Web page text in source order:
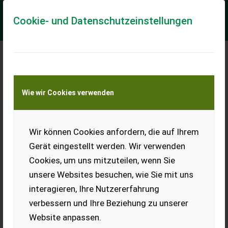
Cookie- und Datenschutzeinstellungen
Wie wir Cookies verwenden
Wir können Cookies anfordern, die auf Ihrem
Gerät eingestellt werden. Wir verwenden
Cookies, um uns mitzuteilen, wenn Sie
unsere Websites besuchen, wie Sie mit uns
interagieren, Ihre Nutzererfahrung
verbessern und Ihre Beziehung zu unserer
Website anpassen.
Meine Transportkostenanfrage
Transport von Land- und Baumaschinen –
KEINE Tiertransporte
Hangcha forklifts CPD38-XEY2HA-SI Li-Ion
Heftruck
== Více podrobnosti (CZ) == Zvedací kapacita: 3.800 kg Světlá
výška zdvihu: 150 cm Maximální světlá výška: 2.469 mm ==
Weitere Informationen (DE)...
EUR 24.250 MwSt nicht ausweisbar